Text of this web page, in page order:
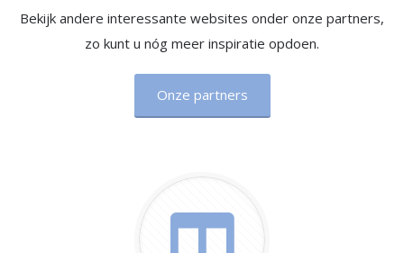
Bekijk andere interessante websites onder onze partners,
zo kunt u nóg meer inspiratie opdoen.
Onze partners